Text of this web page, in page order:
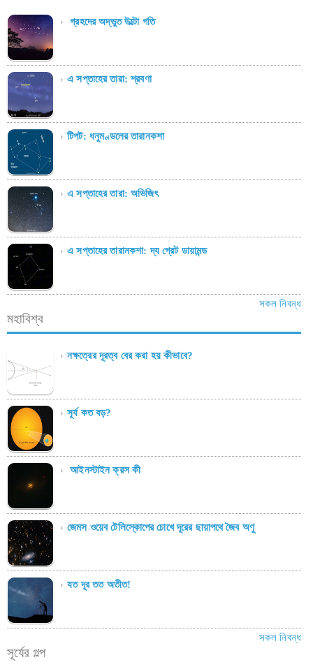
গ্রহদের অদ্ভুত উল্টো গতি
এ সপ্তাহের তারা: শ্রবণা
টিপট: ধনুমণ্ডলের তারানকশা
এ সপ্তাহের তারা: অভিজিৎ
এ সপ্তাহের তারানকশা: দ্য গ্রেট ডায়ামন্ড
সকল নিবন্ধ
মহাবিশ্ব
নক্ষত্রের দূরত্ব বের করা হয় কীভাবে?
সূর্য কত বড়?
আইনস্টাইন ক্রস কী
জেমস ওয়েব টেলিস্কোপের চোখে দূরের ছায়াপথে জৈব অণু
যত দূর তত অতীত!
সকল নিবন্ধ
সূর্যের গল্প